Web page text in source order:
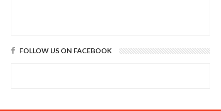
FOLLOW US ON FACEBOOK